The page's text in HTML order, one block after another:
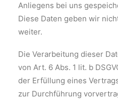
Anliegens bei uns
Diese Daten geben wir
weiter.
Die Verarbeitung dieser
von Art. 6 Abs. 1 lit. b
der Erfüllung eines
zur Durchführung